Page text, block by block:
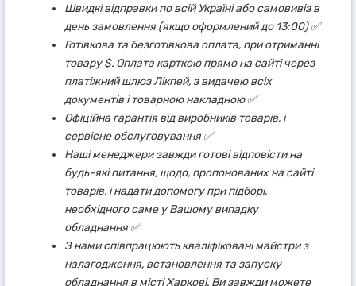
Швидкі відправки по всій Україні або самовивіз в
день замовлення (якщо оформлений до 13:00) ✅
Готівкова та безготівкова оплата, при отриманні
товару $. Оплата карткою прямо на сайті через
платіжний шлюз Лікпей, з видачею всіх
документів і товарною накладною ✅
Офіційна гарантія від виробників товарів, і
сервісне обслуговування ✅
Наші менеджери завжди готові відповісти на
будь-які питання, щодо, пропонованих на сайті
товарів, і надати допомогу при підборі,
необхідного саме у Вашому випадку
обладнання ✅
З нами співпрацюють кваліфіковані майстри з
налагодження, встановлення та запуску
обладнання в місті Харкові. Ви завжди можете